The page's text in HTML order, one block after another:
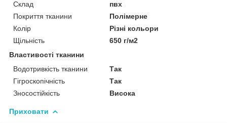
Склад
пвх
Покриття тканини
Полімерне
Колір
Різні кольори
Щільність
650 г/м2
Властивості тканини
Водотривкість тканини
Так
Гігроскопічність
Так
Зносостійкість
Висока
Приховати